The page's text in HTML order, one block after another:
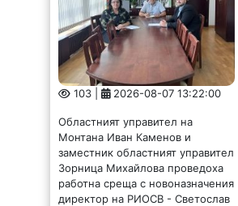
103 | 2026-08-07 13:22:00
Областният управител на
Монтана Иван Каменов и
заместник областният управител
Зорница Михайлова проведоха
работна среща с новоназначения
директор на РИОСВ - Светослав